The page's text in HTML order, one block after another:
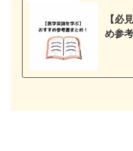
【必
め参